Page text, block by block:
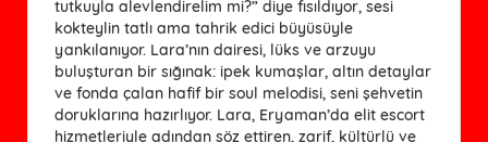
tutkuyla alevlendirelim mi?” diye fısıldıyor, sesi
kokteylin tatlı ama tahrik edici büyüsüyle
yankılanıyor. Lara’nın dairesi, lüks ve arzuyu
buluşturan bir sığınak: ipek kumaşlar, altın detaylar
ve fonda çalan hafif bir soul melodisi, seni şehvetin
doruklarına hazırlıyor. Lara, Eryaman’da elit escort
hizmetleriyle adından söz ettiren, zarif, kültürlü ve